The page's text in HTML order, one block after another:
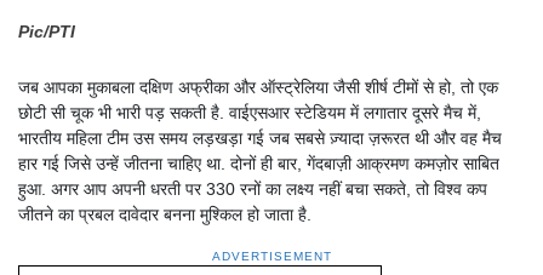
Pic/PTI
जब आपका मुकाबला दक्षिण अफ्रीका और ऑस्ट्रेलिया जैसी शीर्ष टीमों से हो, तो एक
छोटी सी चूक भी भारी पड़ सकती है. वाईएसआर स्टेडियम में लगातार दूसरे मैच में,
भारतीय महिला टीम उस समय लड़खड़ा गई जब सबसे ज़्यादा ज़रूरत थी और वह मैच
हार गई जिसे उन्हें जीतना चाहिए था. दोनों ही बार, गेंदबाज़ी आक्रमण कमज़ोर साबित
हुआ. अगर आप अपनी धरती पर 330 रनों का लक्ष्य नहीं बचा सकते, तो विश्व कप
जीतने का प्रबल दावेदार बनना मुश्किल हो जाता है.
ADVERTISEMENT